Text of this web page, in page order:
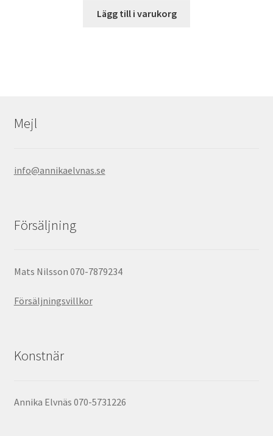
Lägg till i varukorg
Mejl
info@annikaelvnas.se
Försäljning
Mats Nilsson 070-7879234
Försäljningsvillkor
Konstnär
Annika Elvnäs 070-5731226